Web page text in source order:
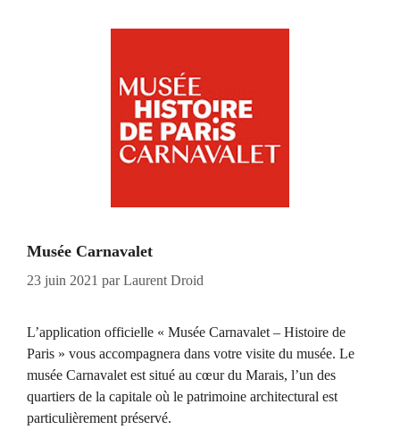
Musée Carnavalet
23 juin 2021 parLaurent Droid
L’application officielle « Musée Carnavalet – Histoire de
Paris » vous accompagnera dans votre visite du musée. Le
musée Carnavalet est situé au cœur du Marais, l’un des
quartiers de la capitale où le patrimoine architectural est
particulièrement préservé.